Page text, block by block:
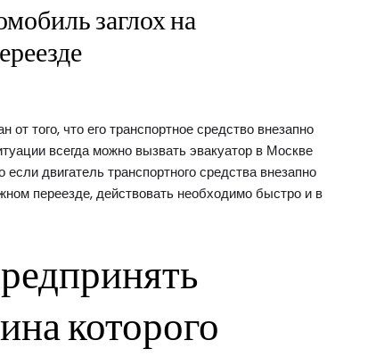
заглох на
того, что его транспортное средство внезапно
всегда можно вызвать эвакуатор в Москве
если двигатель транспортного средства внезапно
переезде, действовать необходимо быстро и в
которого